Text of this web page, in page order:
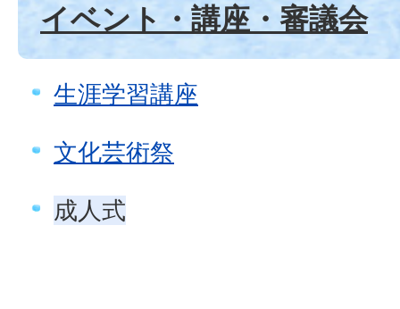
イベント・講座・審議会
生涯学習講座
文化芸術祭
成人式